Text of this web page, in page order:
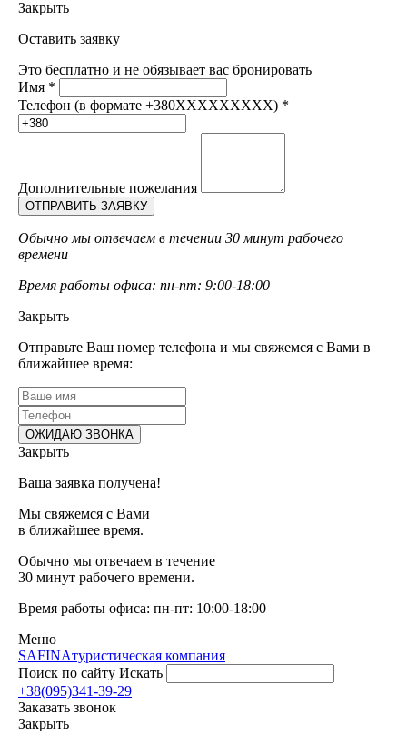
Закрыть
Оставить заявку
Это бесплатно и не обязывает вас бронировать
Имя *
Телефон (в формате +380XXXXXXXXX) *
Дополнительные пожелания
Обычно мы отвечаем в течении 30 минут рабочего
времени
Время работы офиса: пн-пт: 9:00-18:00
Закрыть
Отправьте Ваш номер телефона и мы свяжемся с Вами в
ближайшее время:
Закрыть
Ваша заявка получена!
Мы свяжемся с Вами
в ближайшее время.
Обычно мы отвечаем в течение
30 минут рабочего времени.
Время работы офиса: пн-пт: 10:00-18:00
Меню
SAFINAтуристическая компания
Поиск по сайту Искать
+38(095)341-39-29
Заказать звонок
Закрыть